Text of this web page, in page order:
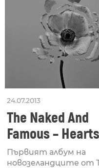
24.07.2013
The Naked And
Famous –
Ours
Първият албум на
новозеландците от